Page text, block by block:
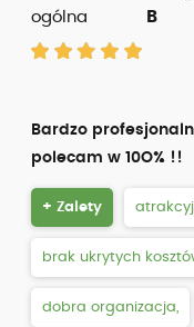
ogólna
B
Bardzo
polecam w 10O% !!
+ Zalety
brak ukrytych
dobra organizacja,